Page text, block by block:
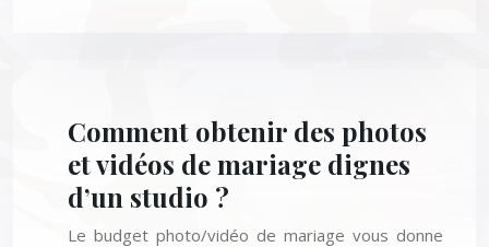
Comment obtenir des photos
et vidéos de mariage dignes
d’un studio ?
Le budget photo/vidéo de mariage vous donne